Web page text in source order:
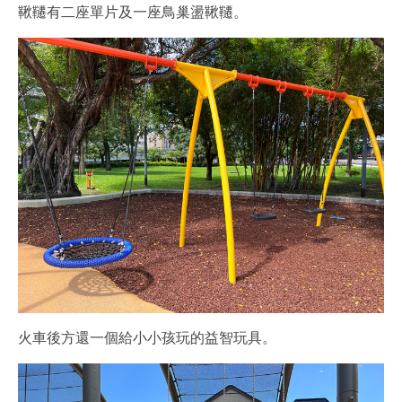
鞦韆有二座單片及一座鳥巢盪鞦韆。
火車後方還一個給小小孩玩的益智玩具。